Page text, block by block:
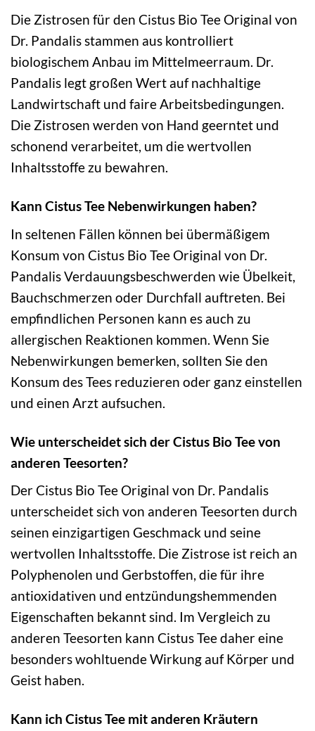
Die Zistrosen für den Cistus Bio Tee Original von
Dr. Pandalis stammen aus kontrolliert
biologischem Anbau im Mittelmeerraum. Dr.
Pandalis legt großen Wert auf nachhaltige
Landwirtschaft und faire Arbeitsbedingungen.
Die Zistrosen werden von Hand geerntet und
schonend verarbeitet, um die wertvollen
Inhaltsstoffe zu bewahren.
Kann Cistus Tee Nebenwirkungen haben?
In seltenen Fällen können bei übermäßigem
Konsum von Cistus Bio Tee Original von Dr.
Pandalis Verdauungsbeschwerden wie Übelkeit,
Bauchschmerzen oder Durchfall auftreten. Bei
empfindlichen Personen kann es auch zu
allergischen Reaktionen kommen. Wenn Sie
Nebenwirkungen bemerken, sollten Sie den
Konsum des Tees reduzieren oder ganz einstellen
und einen Arzt aufsuchen.
Wie unterscheidet sich der Cistus Bio Tee von
anderen Teesorten?
Der Cistus Bio Tee Original von Dr. Pandalis
unterscheidet sich von anderen Teesorten durch
seinen einzigartigen Geschmack und seine
wertvollen Inhaltsstoffe. Die Zistrose ist reich an
Polyphenolen und Gerbstoffen, die für ihre
antioxidativen und entzündungshemmenden
Eigenschaften bekannt sind. Im Vergleich zu
anderen Teesorten kann Cistus Tee daher eine
besonders wohltuende Wirkung auf Körper und
Geist haben.
Kann ich Cistus Tee mit anderen Kräutern